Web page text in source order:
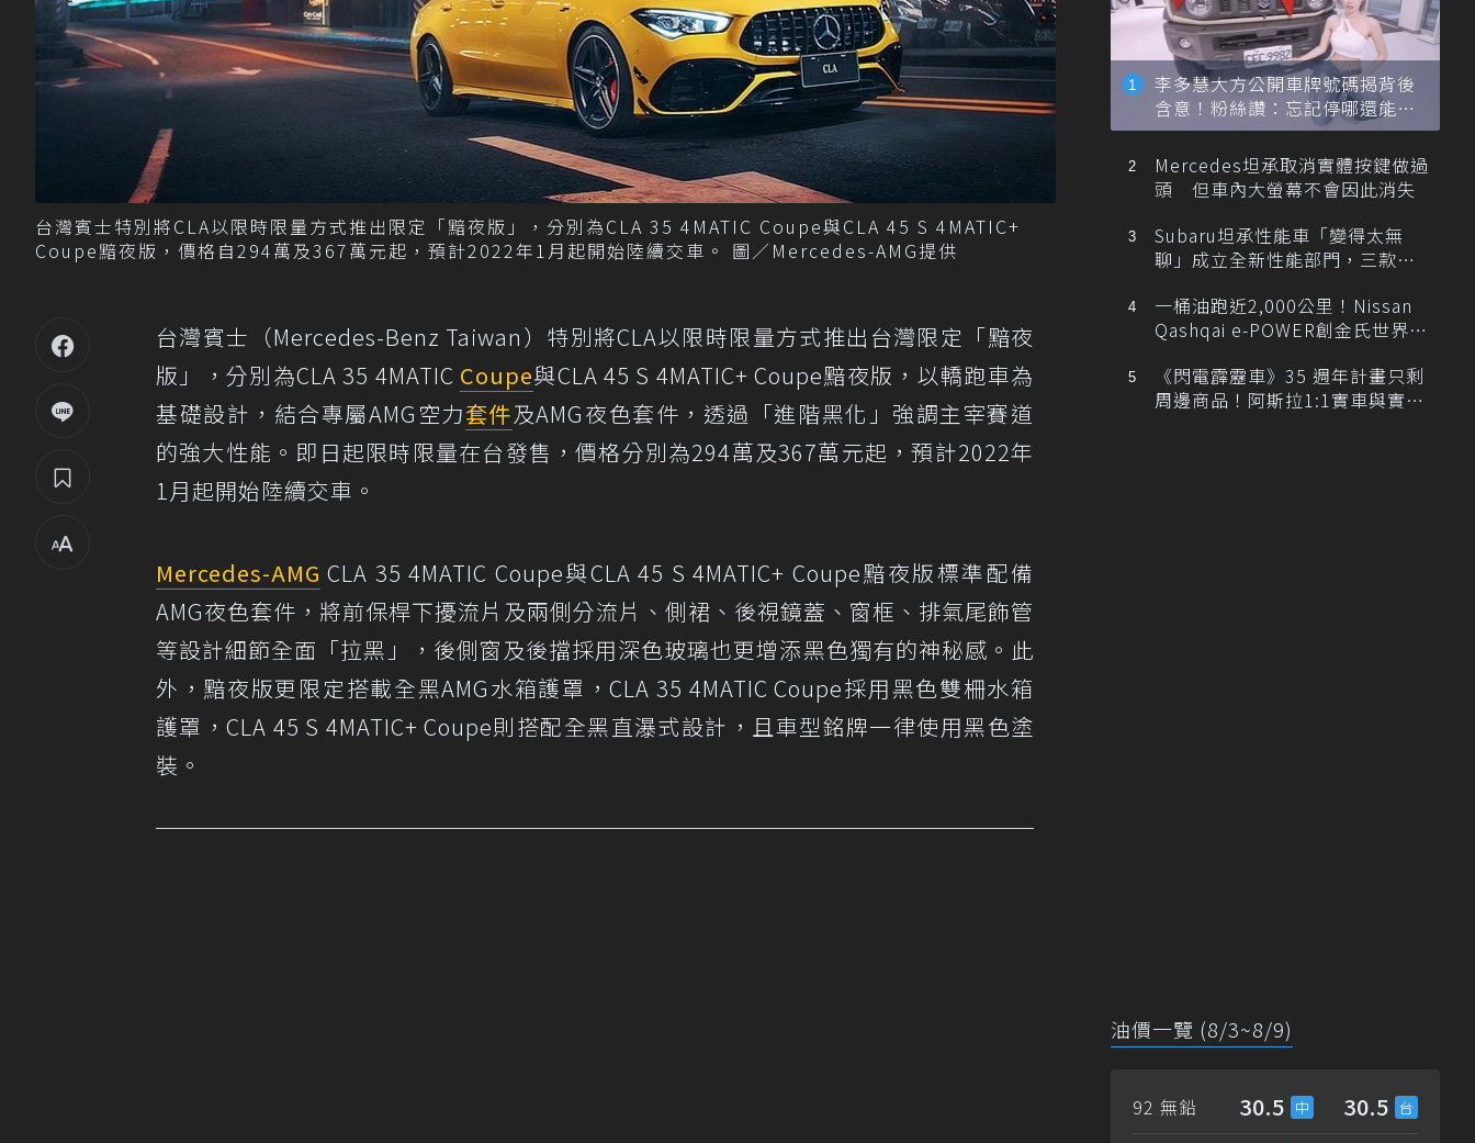
台灣賓士特別將CLA以限時限量方式推出限定「黯夜版」，分別為CLA 35 4MATIC Coupe與CLA 45 S 4MATIC+
Coupe黯夜版，價格自294萬及367萬元起，預計2022年1月起開始陸續交車。 圖／Mercedes-AMG提供
台灣賓士（Mercedes-Benz Taiwan）特別將CLA以限時限量方式推出台灣限定「黯夜
版」，分別為CLA 35 4MATIC Coupe與CLA 45 S 4MATIC+ Coupe黯夜版，以轎跑車為
基礎設計，結合專屬AMG空力套件及AMG夜色套件，透過「進階黑化」強調主宰賽道
的強大性能。即日起限時限量在台發售，價格分別為294萬及367萬元起，預計2022年
1月起開始陸續交車。
Mercedes-AMG CLA 35 4MATIC Coupe與CLA 45 S 4MATIC+ Coupe黯夜版標準配備
AMG夜色套件，將前保桿下擾流片及兩側分流片、側裙、後視鏡蓋、窗框、排氣尾飾管
等設計細節全面「拉黑」，後側窗及後擋採用深色玻璃也更增添黑色獨有的神秘感。此
外，黯夜版更限定搭載全黑AMG水箱護罩，CLA 35 4MATIC Coupe採用黑色雙柵水箱
護罩，CLA 45 S 4MATIC+ Coupe則搭配全黑直瀑式設計，且車型銘牌一律使用黑色塗
裝。
李多慧大方公開車牌號碼揭背後
含意！粉絲讚：忘記停哪還能幫
忙找車
Mercedes坦承取消實體按鍵做過
頭 但車內大螢幕不會因此消失
Subaru坦承性能車「變得太無
聊」成立全新性能部門，三款手
一桶油跑近2,000公里！Nissan
Qashqai e-POWER創金氏世界紀
《閃電霹靂車》35 週年計畫只剩
周邊商品！阿斯拉1:1實車與實體
油價一覽 (8/3~8/9)
92 無鉛 30.5 30.5